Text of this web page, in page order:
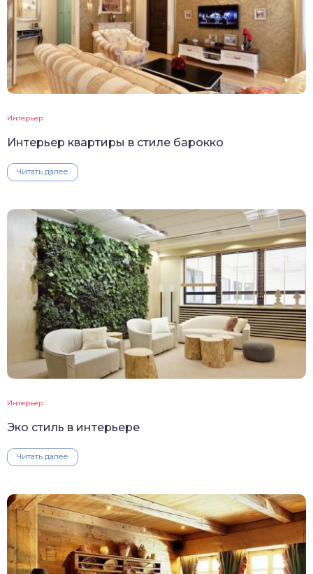
Интерьер
Интерьер квартиры в стиле барокко
Читать далее
Интерьер
Эко стиль в интерьере
Читать далее